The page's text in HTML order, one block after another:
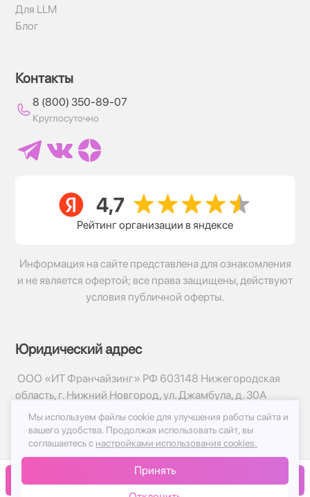
В корзину
Для LLM
Блог
Контакты
8 (800) 350-89-07
Круглосуточно
Рейтинг организации в яндексе
Информация на сайте представлена для ознакомления
и не является офертой; все права защищены, действуют
условия публичной оферты.
Юридический адрес
ООО «ИТ Франчайзинг» РФ 603148 Нижегородская
область, г. Нижний Новгород, ул. Джамбула, д. 30А
© 2017-2026г, База Цветов 24.ру
Политика конфиденциальности
Публичная оферта
Мы используем файлы cookie для улучшения работы сайта и
вашего удобства. Продолжая использовать сайт, вы
соглашаетесь с настройками использования cookies.
Принять